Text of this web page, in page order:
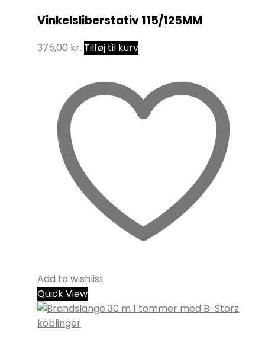
Vinkelsliberstativ 115/125MM
375,00 kr. Tilføj til kurv
Add to wishlist
Quick View